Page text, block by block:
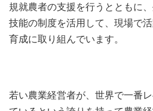
規就農者の支援を行うとともに
技能の制度を活用して、現場で
育成に取り組んでいます。
若い農業経営者が、世界で一番